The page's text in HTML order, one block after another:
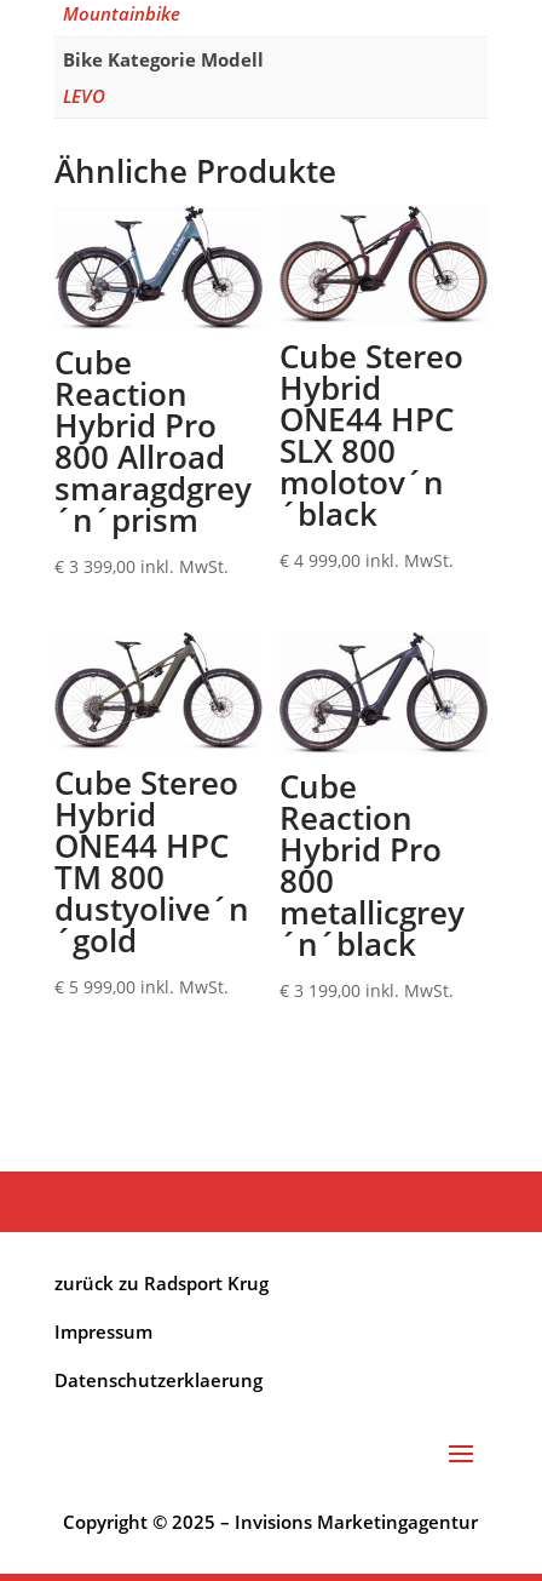
Mountainbike
Bike Kategorie Modell
LEVO
Ähnliche Produkte
Cube
Reaction
Hybrid Pro
800 Allroad
smaragdgrey
´n´prism
€3 399,00 inkl. MwSt.
Cube Stereo
Hybrid
ONE44 HPC
SLX 800
molotov´n
´black
€ 4 999,00 inkl. MwSt.
Cube Stereo
Hybrid
ONE44 HPC
TM 800
dustyolive´n
´gold
€5 999,00 inkl. MwSt.
Cube
Reaction
Hybrid Pro
800
metallicgrey
´n´black
€ 3 199,00 inkl. MwSt.
zurück zu Radsport Krug
Impressum
Datenschutzerklaerung
Copyright © 2025 – Invisions Marketingagentur